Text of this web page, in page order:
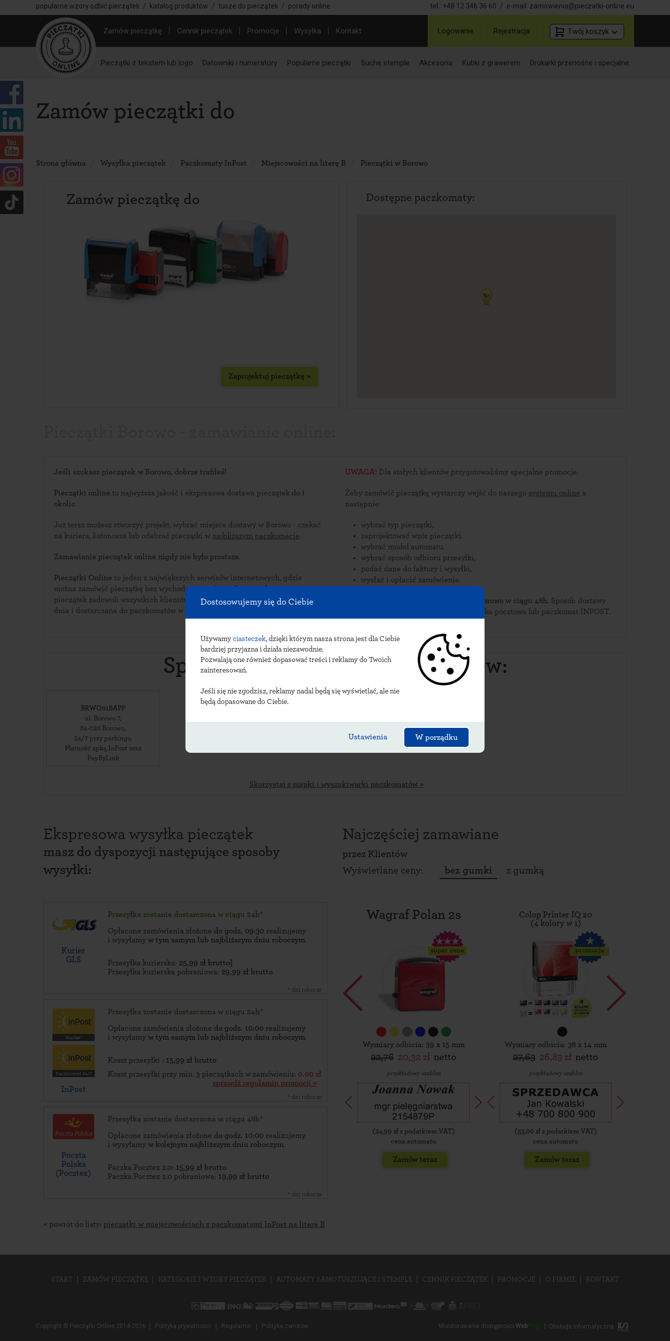
Dostosowujemy się do Ciebie
Używamy ciasteczek, dzięki którym nasza strona jest dla Ciebie
bardziej przyjazna i działa niezawodnie.
Pozwalają one również dopasować treści i reklamy do Twoich
zainteresowań.
Jeśli się nie zgodzisz, reklamy nadal będą się wyświetlać, ale nie
będą dopasowane do Ciebie.
Ustawienia W porządku
popularne wzory odbić pieczątek / katalog produktów / tusze do pieczątek / porady online tel.: +48 12 346 36 60 / e-mail: zamowienia@pieczatki-online.eu
Logowanie Rejestracja Twój koszyk
Zamów pieczątkę Cennik pieczątek Promocje Wysyłka Kontakt
Pieczątki z tekstem lub logo Datowniki i numeratory Popularne pieczątki Suche stemple Akcesoria Kubki z grawerem Drukarki przenośne i specjalne
Zamów pieczątki do
Strona główna Wysyłka pieczątek Paczkomaty InPost Miejscowości na literę B Pieczątki w Borowo
Zamów pieczątkę do
Zaprojektuj pieczątkę »
Dostępne paczkomaty:
Jeśli szukasz pieczątek w Borowo, dobrze trafiłeś!
Pieczątki online to najwyższa jakość i ekspresowa dostawa pieczątek do i
okolic.
Już teraz możesz stworzyć projekt, wybrać miejsce dostawy w Borowo - czekać
na kuriera, listonosza lub odebrać pieczątki w najbliższym paczkomacie.
Zamawianie pieczątek online nigdy nie było prostsze.
Pieczątki Online to jeden z największych serwisów internetowych, gdzie
można zamówić pieczątkę bez wychodzenia z domu. Bogata oferta wzorów
pieczątek zadowoli wszystkich klientów. Pieczątki wykonywane są każdego
dnia i dostarczane do paczkomatów w Borowo.
UWAGA! Dla stałych klientów przygotowaliśmy specjalne promocje.
Żeby zamówić pieczątkę wystarczy wejść do naszego systemu online a
następnie:
wybrać typ pieczątki,
zaprojektować wzór pieczątki.
wybrać model automatu.
wybrać sposób odbioru przesyłki,
podać dane do faktury i wysyłki,
wysłać i opłacić zamówienie.
Zamów pieczątki online i odbierz je w Borowo w ciągu 48h. Sposób dostawy
pieczątek do : przesyłka kurierska, wysyłka pocztowa lub paczkomat INPOST.
Sprawdź lokalizacje paczkomatów:
BRWO01BAPP
ul. Borowo 7,
64-020 Borowo,
24/7 przy parkingu
Płatność apką InPost oraz
PayByLink
Skorzystaj z mapki i wyszukiwarki paczkomatów »
Ekspresowa wysyłka pieczątek
masz do dyspozycji następujące sposoby
wysyłki:
Kurier
GLS
Przesyłka zostanie dostarczona w ciągu 24h*
Opłacone zamówienia złożone do godz. 09:30 realizujemy
i wysyłamy w tym samym lub najbliższym dniu roboczym.
Przesyłka kurierska: 25,99 zł brutto}
Przesyłka kurierska pobraniowa: 29,99 zł brutto
* dni robocze
InPost
Przesyłka zostanie dostarczona w ciągu 24h*
Opłacone zamówienia złożone do godz. 10:00 realizujemy
i wysyłamy w tym samym lub najbliższym dniu roboczym.
Koszt przesyłki : 15,99 zł brutto
Koszt przesyłki przy min. 3 pieczątkach w zamówieniu: 0.00 zł
sprawdź regulamin promocji »
* dni robocze
Poczta
Polska
(Pocztex)
Przesyłka zostanie dostarczona w ciągu 48h*
Opłacone zamówienia złożone do godz. 10:00 realizujemy
i wysyłamy w kolejnym najbliższym dniu roboczym.
Paczka Pocztex 2.0: 15,99 zł brutto
Paczka Pocztex 2.0 pobraniowa: 19,99 zł brutto
* dni robocze
Najczęściej zamawiane
przez Klientów
Wyświetlane ceny:
bez gumki z gumką
Wagraf Polan 2s
super cena
Wymiary odbicia: 39 x 15 mm
22,76 20,32 zł netto
przykładowy szablon
( 24,99 zł z podatkiem VAT)
cena automatu
Zamów teraz
Colop Printer IQ 20
(4 kolory w 1)
promocja
Wymiary odbicia: 38 x 14 mm
27,63 26,83 zł netto
przykładowy szablon
( 33,00 zł z podatkiem VAT)
cena automatu
Zamów teraz
« powrót do listy: pieczątki w miejscowościach z paczkomatami InPost na literę B
START ZAMÓW PIECZĄTKĘ KATEGORIE I WZORY PIECZĄTEK AUTOMATY SAMOTUSZUJĄCE I STEMPLE CENNIK PIECZĄTEK PROMOCJE O FIRMIE KONTAKT
Copyright © Pieczątki Online 2014-2026 Polityka prywatności Regulamin Polityka zwrotów Obsługa informatyczna
Monitorowanie dostępności Web